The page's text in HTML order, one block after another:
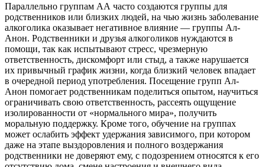
Параллельно группам АА часто создаются группы для
родственников или близких людей, на чью жизнь заболевание
алкоголика оказывает негативное влияние — группы Ал-
Анон. Родственники и друзья алкоголиков нуждаются в
помощи, так как испытывают стресс, чрезмерную
ответственность, дискомфорт или стыд, а также нарушается
их привычный график жизни, когда близкий человек впадает
в очередной период употребления. Посещение групп Ал-
Анон помогает родственникам поделиться опытом, научиться
ограничивать свою ответственность, рассеять ощущение
изолированности от «нормального мира», получить
моральную поддержку. Кроме того, обучение на группах
может ослабить эффект удержания зависимого, при котором
даже на этапе выздоровления и полного воздержания
родственники не доверяют ему, с подозрением относятся к его